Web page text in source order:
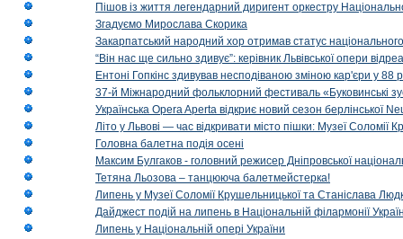
Пішов із життя легендарний диригент оркестру
Згадуємо Мирослава Скорика
Закарпатський народний хор отримав статус національного
“Він нас ще сильно здивує”: керівник Львівської опери
Ентоні Гопкінс здивував несподіваною зміною кар'єри у 88
37-й Міжнародний фольклорний фестиваль «Буковинські
Українська Opera Aperta відкриє новий сезон берлінської
Літо у Львові — час відкривати місто пішки: Музеї Соломії
Головна балетна подія осені
Максим Булгаков - головний режисер Дніпровської
Тетяна Льозова – танцююча балетмейстерка!
Липень у Музеї Соломії Крушельницької та Станіслава
Дайджест подій на липень в Національній філармонії
Липень у Національній опері України